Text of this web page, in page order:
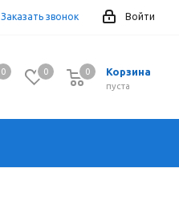
Войти
Заказать звонок
0 0 Корзина
0
пуста
0